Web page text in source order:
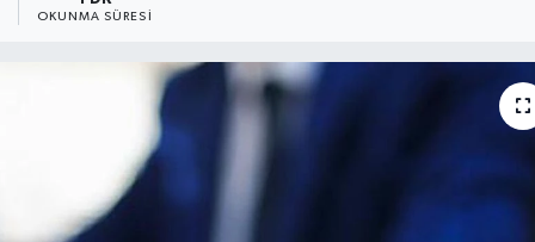
OKUNMA SÜRESI